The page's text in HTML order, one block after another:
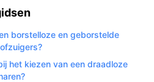
tijdens het schoonmaken.
regelmatig de
op ophoping.
borstelloze en geborstelde
het kiezen van een draadloze